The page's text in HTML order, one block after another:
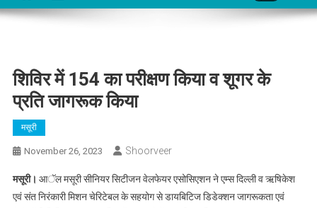
शिविर में 154 का परीक्षण किया व शूगर के
प्रति जागरूक किया
मसूरी
November 26, 2023 Shoorveer
मसूरी। आॅल मसूरी सीनियर सिटीजन वेलफेयर एसोसिएशन ने एम्स दिल्ली व ऋषिकेश
एवं संत निरंकारी मिशन चेरिटेबल के सहयोग से डायबिटिज डिडेक्शन जागरूकता एवं